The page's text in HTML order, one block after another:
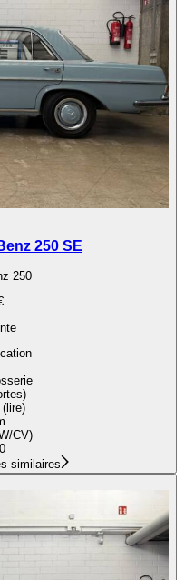
250 SE
250
(lire)
CV)
similaires